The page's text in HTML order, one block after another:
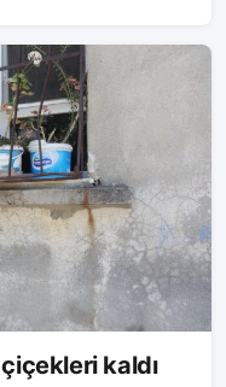
Yanan evlerinden geriye çiçekleri kaldı